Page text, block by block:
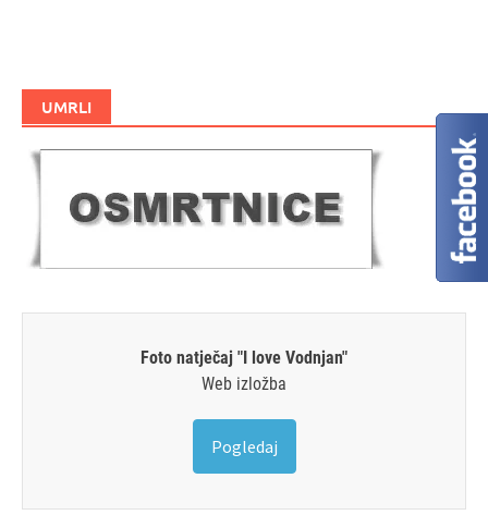
UMRLI
Foto natječaj "I love Vodnjan"
Web izložba
Pogledaj